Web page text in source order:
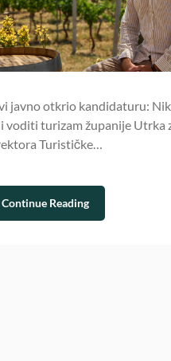
javno otkrio kandidaturu:
voditi turizam županije Utrka
Turističke…
Continue Reading